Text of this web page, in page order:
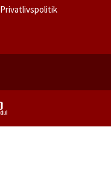
Privatlivspolitik